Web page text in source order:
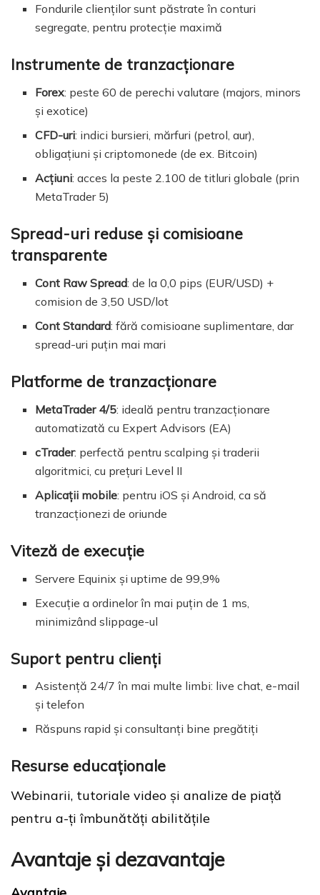
Fondurile clienților sunt păstrate în conturi
segregate, pentru protecție maximă
Instrumente de tranzacționare
Forex: peste 60 de perechi valutare (majors, minors
și exotice)
CFD-uri: indici bursieri, mărfuri (petrol, aur),
obligațiuni și criptomonede (de ex. Bitcoin)
Acțiuni: acces la peste 2.100 de titluri globale (prin
MetaTrader 5)
Spread-uri reduse și comisioane
transparente
Cont Raw Spread: de la 0,0 pips (EUR/USD) +
comision de 3,50 USD/lot
Cont Standard: fără comisioane suplimentare, dar
spread-uri puțin mai mari
Platforme de tranzacționare
MetaTrader 4/5: ideală pentru tranzacționare
automatizată cu Expert Advisors (EA)
cTrader: perfectă pentru scalping și traderii
algoritmici, cu prețuri Level II
Aplicații mobile: pentru iOS și Android, ca să
tranzacționezi de oriunde
Viteză de execuție
Servere Equinix și uptime de 99,9%
Execuție a ordinelor în mai puțin de 1 ms,
minimizând slippage-ul
Suport pentru clienți
Asistență 24/7 în mai multe limbi: live chat, e-mail
și telefon
Răspuns rapid și consultanți bine pregătiți
Resurse educaționale
Webinarii, tutoriale video și analize de piață
pentru a-ți îmbunătăți abilitățile
Avantaje și dezavantaje